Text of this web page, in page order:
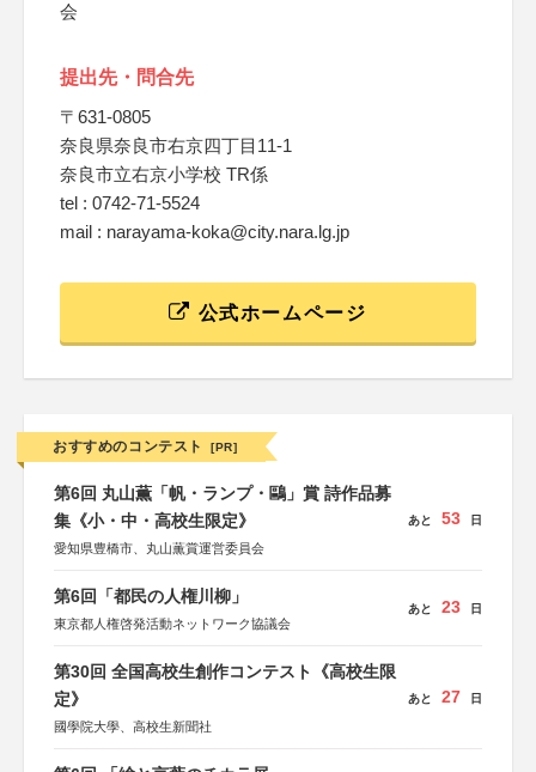
会
提出先・問合先
〒631-0805
奈良県奈良市右京四丁目11-1
奈良市立右京小学校 TR係
tel : 0742-71-5524
mail : narayama-koka@city.nara.lg.jp
公式ホームページ
おすすめのコンテスト [PR]
第6回 丸山薫「帆・ランプ・鷗」賞 詩作品募
集《小・中・高校生限定》
愛知県豊橋市、丸山薫賞運営委員会
あと 53 日
第6回「都民の人権川柳」
東京都人権啓発活動ネットワーク協議会
あと 23 日
第30回 全国高校生創作コンテスト《高校生限
定》
國學院大學、高校生新聞社
あと 27 日